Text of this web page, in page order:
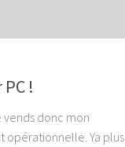
!
donc mon
Ya plus